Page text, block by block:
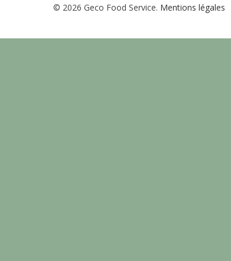
© 2026 Geco Food Service. Mentions légales